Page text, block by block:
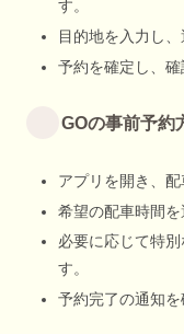
す。
目的地を入力し、
予約を確定し、確
GOの事前予約
アプリを開き、配
希望の配車時間を
必要に応じて特
す。
予約完了の通知を